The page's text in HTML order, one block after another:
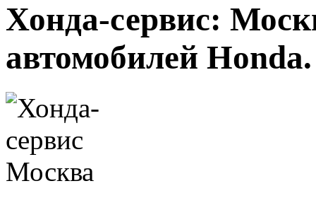
Хонда-сервис:
автомобилей Honda.